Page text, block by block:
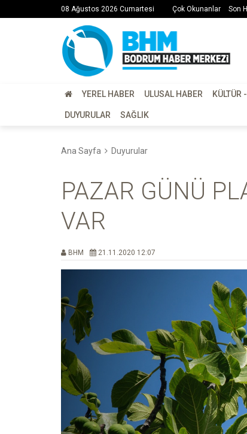
08 Ağustos 2026 Cumartesi Çok Okunanlar Son
YEREL HABER ULUSAL HABER KÜLTÜR
DUYURULAR SAĞLIK
Ana Sayfa Duyurular
PAZAR GÜNÜ
VAR
BHM 21.11.2020 12:07